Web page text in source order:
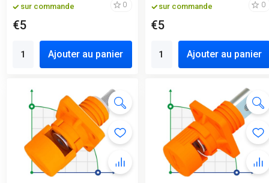
sur commande 0
€5
Ajouter au panier
sur commande 0
€5
Ajouter au panier